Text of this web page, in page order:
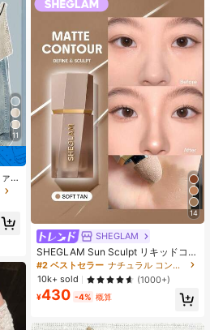
11
ッ
イ
ズ
14
SHEGLAM
SHEGLAM Sun Sculpt リキッドコン
ター-Soft Tan ノーズシャドウ シェ
ーディング 女性と女の子のためのブ
ランドビューティーコスメメイクア
ップ
#2 ベストセラー
ナチュラル コントゥア＆ブロンザー
10k+ sold
(1000+)
¥430 -4% 概算